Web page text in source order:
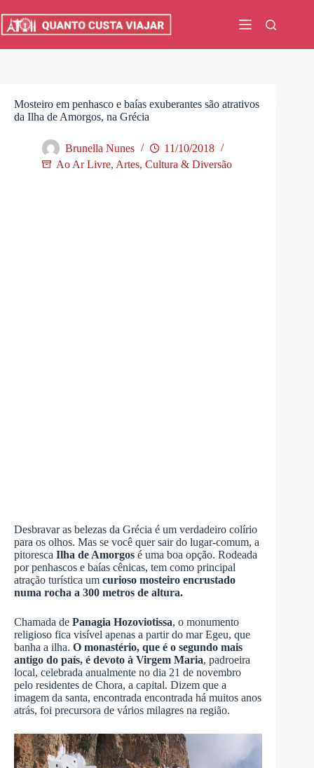
para
Mosteiro em penhasco e baías exuberantes são atrativos
da Ilha de Amorgos, na Grécia
Brunella Nunes
11/10/2018
Ao Ar Livre, Artes, Cultura & Diversão
Desbravar as belezas da Grécia é um verdadeiro colírio
para os olhos. Mas se você quer sair do lugar-comum, a
pitoresca Ilha de Amorgos é uma boa opção. Rodeada
por penhascos e baías cênicas, tem como principal
atração turística um curioso mosteiro encrustado
numa rocha a 300 metros de altura.
Chamada de Panagia Hozoviotissa, o monumento
religioso fica visível apenas a partir do mar Egeu, que
banha a ilha. O monastério, que é o segundo mais
antigo do país, é devoto à Virgem Maria, padroeira
local, celebrada anualmente no dia 21 de novembro
pelo residentes de Chora, a capital. Dizem que a
imagem da santa, encontrada encontrada há muitos anos
atrás, foi precursora de vários milagres na região.